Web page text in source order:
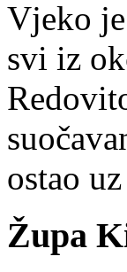
Vjeko
svi iz
ostao
Župa